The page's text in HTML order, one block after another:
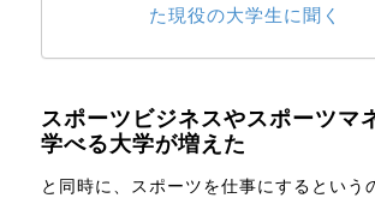
た現役の大学生に聞く
スポーツビジネスやスポーツマ
学べる大学が増えた
と同時に、スポーツを仕事にするという